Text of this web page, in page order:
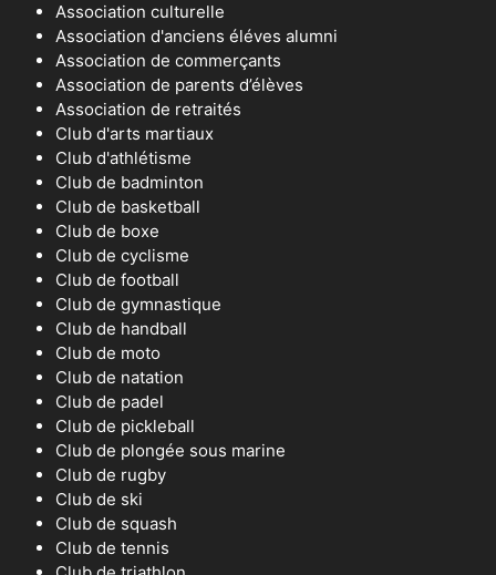
Association culturelle
Association d'anciens éléves alumni
Association de commerçants
Association de parents d’élèves
Association de retraités
Club d'arts martiaux
Club d'athlétisme
Club de badminton
Club de basketball
Club de boxe
Club de cyclisme
Club de football
Club de gymnastique
Club de handball
Club de moto
Club de natation
Club de padel
Club de pickleball
Club de plongée sous marine
Club de rugby
Club de ski
Club de squash
Club de tennis